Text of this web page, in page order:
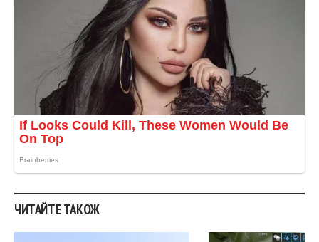
ЧИТАЙТЕ ТАКОЖ